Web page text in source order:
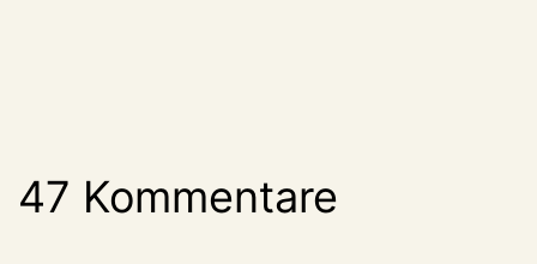
47 Kommentare